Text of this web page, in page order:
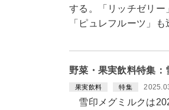
する。「リッチゼリ
「ピュレフルーツ」
野菜・果実飲料特集
果実飲料 特集
雪印メグミルクは